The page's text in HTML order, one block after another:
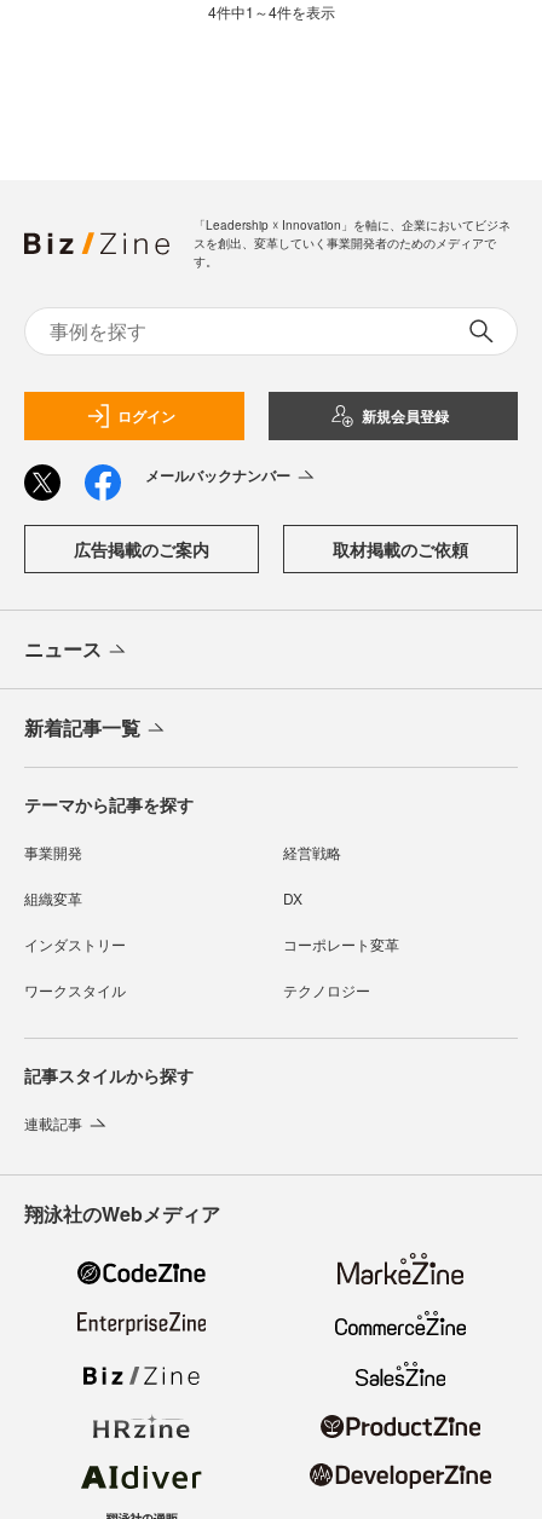
4件中1～4件を表示
「Leadership ☓ Innovation」を軸に、企業においてビジネ
スを創出、変革していく事業開発者のためのメディアで
す。
ログイン 新規会員登録
メールバックナンバー
広告掲載のご案内 取材掲載のご依頼
ニュース
新着記事一覧
テーマから記事を探す
事業開発 経営戦略
組織変革 DX
インダストリー コーポレート変革
ワークスタイル テクノロジー
記事スタイルから探す
連載記事
翔泳社のWebメディア